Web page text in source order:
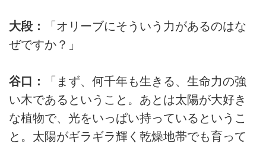
大段：
「オリーブにそういう力があるのはな
ぜですか？」
谷口：
「まず、何千年も生きる、生命力の強
い木であるということ。あとは太陽が大好き
な植物で、光をいっぱい持っているというこ
と。太陽がギラギラ輝く乾燥地帯でも育って